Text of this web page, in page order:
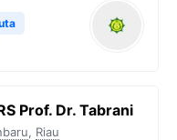
Prof. Dr. Tabrani
, Riau